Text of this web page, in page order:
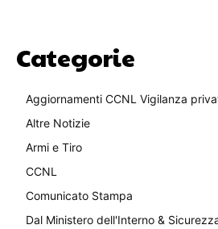
Categorie
Aggiornamenti CCNL Vigilanza
Altre Notizie
Armi e Tiro
CCNL
Comunicato Stampa
Dal Ministero dell'Interno &